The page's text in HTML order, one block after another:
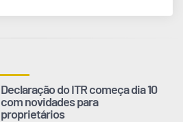
Declaração do ITR começa dia 10
com novidades para
proprietários